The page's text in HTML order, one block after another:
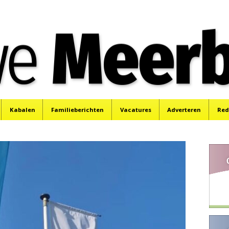
Kabalen Familieberichten Vacatures Adverteren